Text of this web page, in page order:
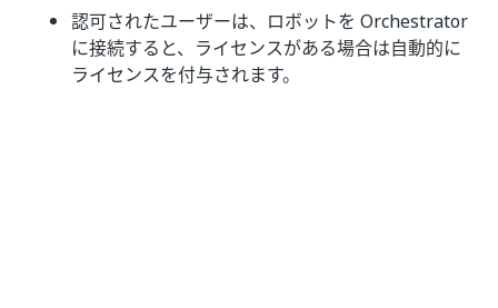
認可されたユーザーは、ロボットを Orchestrator
に接続すると、ライセンスがある場合は自動的に
ライセンスを付与されます。